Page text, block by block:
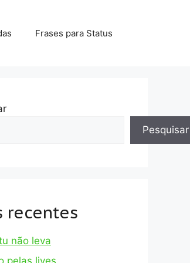
Frases para Status
Pesquisar
recentes
não leva
pelas lives